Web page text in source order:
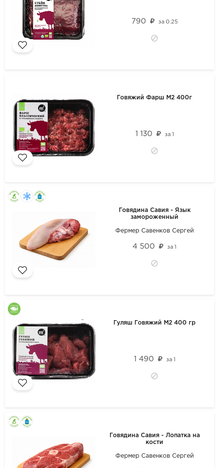
790 за 0.25
Говяжий Фарш М2 400г
1 130 за 1
Говядина Савия - Язык
замороженный
Фермер Савенков Сергей
4 500 за1
Гуляш Говяжий М2 400 гр
1 490 за 1
Говядина Савия - Лопатка на
кости
Фермер Савенков Сергей